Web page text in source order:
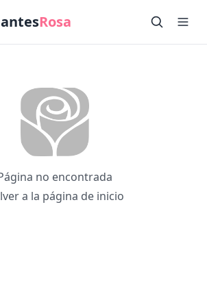
Rosa
no encontrada
a la página de inicio